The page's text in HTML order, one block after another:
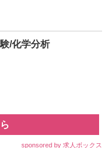
/化学分析
sponsored by 求人ボックス